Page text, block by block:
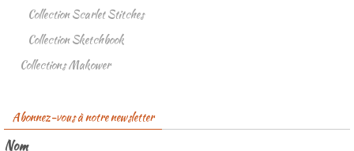
Collection Scarlet Stitches
Collection Sketchbook
Collections Makower
Abonnez-vous à notre newsletter
Nom